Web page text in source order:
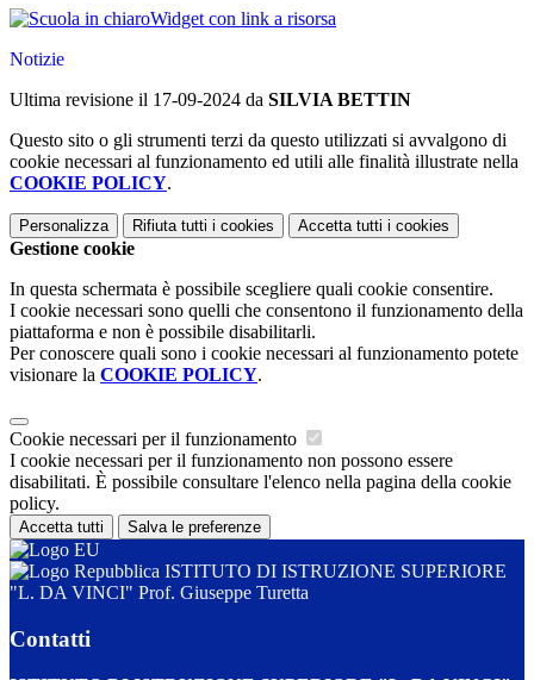
Widget con link a risorsa
Notizie
Ultima revisione il 17-09-2024 da SILVIA BETTIN
Questo sito o gli strumenti terzi da questo utilizzati si avvalgono di
cookie necessari al funzionamento ed utili alle finalità illustrate nella
COOKIE POLICY.
Personalizza Rifiuta tutti i cookies Accetta tutti i cookies
Gestione cookie
In questa schermata è possibile scegliere quali cookie consentire.
I cookie necessari sono quelli che consentono il funzionamento della
piattaforma e non è possibile disabilitarli.
Per conoscere quali sono i cookie necessari al funzionamento potete
visionare la COOKIE POLICY.
Cookie necessari per il funzionamento
I cookie necessari per il funzionamento non possono essere
disabilitati. È possibile consultare l'elenco nella pagina della cookie
policy.
Accetta tutti Salva le preferenze
ISTITUTO DI ISTRUZIONE SUPERIORE
"L. DA VINCI" Prof. Giuseppe Turetta
Contatti